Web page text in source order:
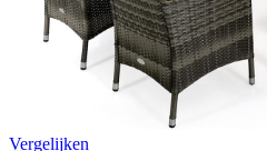
Vergelijken